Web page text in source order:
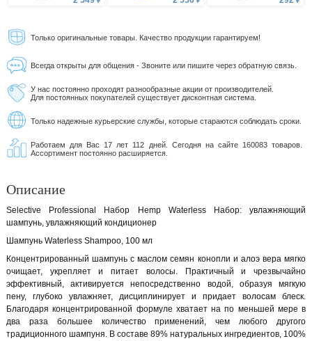
Только оригинальные товары. Качество продукции гарантируем!
Всегда открыты для общения - Звоните или пишите через обратную связь.
У нас постоянно проходят разнообразные акции от производителей.
Для постоянных покупателей существует дисконтная система.
Только надежные курьерские службы, которые стараются соблюдать сроки.
Работаем для Вас 17 лет 112 дней. Сегодня на сайте 160083 товаров.
Ассортимент постоянно расширяется.
Описание
Selective Professional Набор Hemp Waterless Набор: увлажняющий
шампунь, увлажняющий кондиционер
Шампунь Waterless Shampoo, 100 мл
Концентрированный шампунь с маслом семян конопли и алоэ вера мягко
очищает, укрепляет и питает волосы. Практичный и чрезвычайно
эффективный, активируется непосредственно водой, образуя мягкую
пену, глубоко увлажняет, дисциплинирует и придает волосам блеск.
Благодаря концентрированной формуле хватает на по меньшей мере в
два раза большее количество применений, чем любого другого
традиционного шампуня. В составе 89% натуральных ингредиентов, 100%